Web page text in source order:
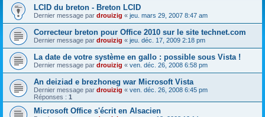
LCID du breton - Breton LCID
Dernier message par drouizig « jeu. mars 29, 2007 8:47 am
Correcteur breton pour Office 2010 sur le site technet.com
Dernier message par drouizig « jeu. déc. 17, 2009 2:18 pm
La date de votre système en gallo : possible sous Vista !
Dernier message par drouizig « ven. déc. 26, 2008 6:58 pm
An deiziad e brezhoneg war Microsoft Vista
Dernier message par drouizig « ven. déc. 26, 2008 6:45 pm
Réponses : 1
Microsoft Office s'écrit en Alsacien